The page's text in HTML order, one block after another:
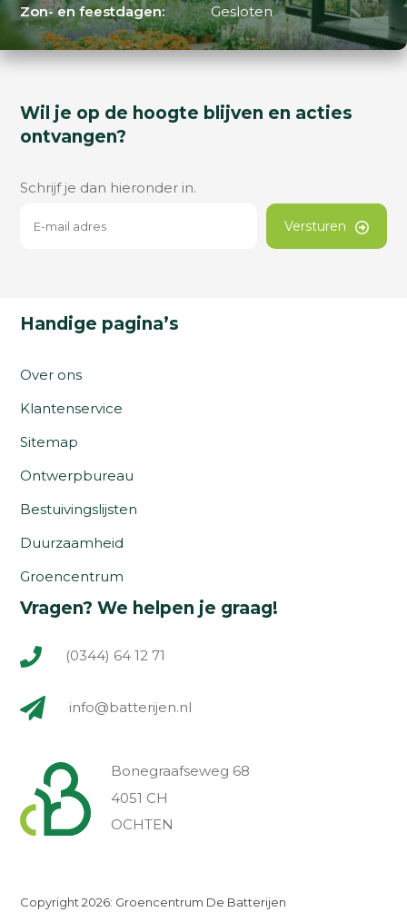
Zon- en feestdagen:
Gesloten
Wil je op de hoogte blijven en acties
ontvangen?
Schrijf je dan hieronder in.
Versturen
Handige pagina’s
Over ons
Klantenservice
Sitemap
Ontwerpbureau
Bestuivingslijsten
Duurzaamheid
Groencentrum
Vragen? We helpen je graag!
(0344) 64 12 71
info@batterijen.nl
Bonegraafseweg 68
4051 CH
OCHTEN
Copyright 2026: Groencentrum De Batterijen